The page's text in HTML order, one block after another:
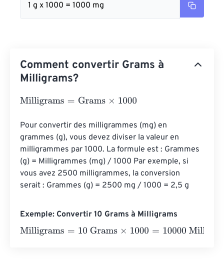
1 g x 1000 = 1000 mg
Comment convertir Grams à
Milligrams?
Milligrams=Grams×1000
Pour convertir des milligrammes (mg) en
grammes (g), vous devez diviser la valeur en
milligrammes par 1000. La formule est : Grammes
(g) = Milligrammes (mg) / 1000 Par exemple, si
vous avez 2500 milligrammes, la conversion
serait : Grammes (g) = 2500 mg / 1000 = 2,5 g
Exemple: Convertir 10 Grams à Milligrams
Milligrams=10 Grams×1000 =10000 Milligrams